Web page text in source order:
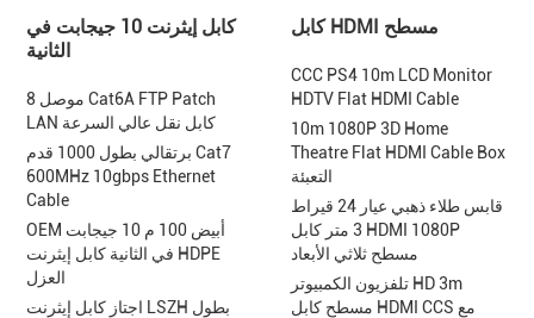
كابل إيثرنت 10 جيجابت في
الثانية
8 موصل Cat6A FTP Patch
LAN كابل نقل عالي السرعة
برتقالي بطول 1000 قدم Cat7
600MHz 10gbps Ethernet
Cable
OEM أبيض 100 م 10 جيجابت
في الثانية كابل إيثرنت HDPE
العزل
اجتاز كابل إيثرنت LSZH بطول
كابل HDMI مسطح
CCC PS4 10m LCD Monitor
HDTV Flat HDMI Cable
10m 1080P 3D Home
Theatre Flat HDMI Cable Box
التعبئة
قابس طلاء ذهبي عيار 24 قيراط
3 متر كابل HDMI 1080P
مسطح ثلاثي الأبعاد
تلفزيون الكمبيوتر HD 3m
مسطح كابل HDMI CCS مع